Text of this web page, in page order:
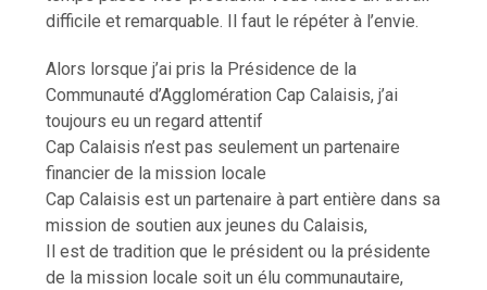
difficile et remarquable. Il faut le répéter à l’envie.
Alors lorsque j’ai pris la Présidence de la
Communauté d’Agglomération Cap Calaisis, j’ai
toujours eu un regard attentif
Cap Calaisis n’est pas seulement un partenaire
financier de la mission locale
Cap Calaisis est un partenaire à part entière dans sa
mission de soutien aux jeunes du Calaisis,
Il est de tradition que le président ou la présidente
de la mission locale soit un élu communautaire,